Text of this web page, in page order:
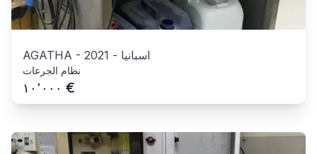
AGATHA - 2021 - اسبانيا
نظام الجرعات
١٠٬٠٠٠ €